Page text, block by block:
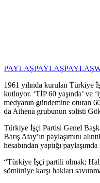
PAYLAŞPAYLAŞPAYLAŞ
1961 yılında kurulan Türkiye
kutluyor. ‘TİP 60 yaşında’ ve
medyanın gündemine oturan
da Athena grubunun solisti
Türkiye İşçi Partisi Genel
Barış Atay’ın paylaşımını
hesabından yaptığı
“Türkiye İşçi partili olmak;
sömürüye karşı hakları